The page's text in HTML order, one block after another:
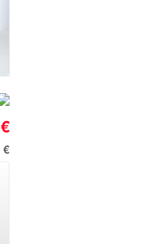
€
€